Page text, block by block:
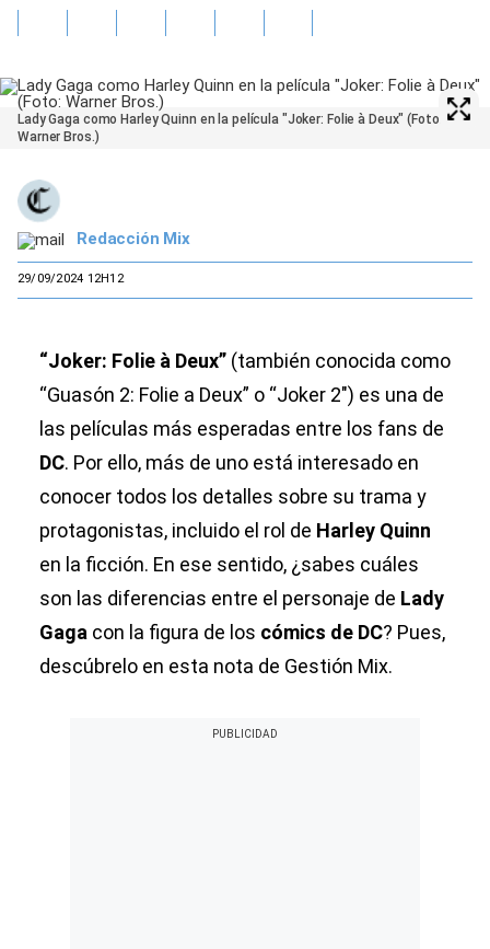
Lady Gaga como Harley Quinn en la película "Joker: Folie à Deux" (Foto:
Warner Bros.)
Redacción Mix
29/09/2024 12H12
“Joker: Folie à Deux” (también conocida como
“Guasón 2: Folie a Deux” o “Joker 2″) es una de
las películas más esperadas entre los fans de
DC. Por ello, más de uno está interesado en
conocer todos los detalles sobre su trama y
protagonistas, incluido el rol de Harley Quinn
en la ficción. En ese sentido, ¿sabes cuáles
son las diferencias entre el personaje de Lady
Gaga con la figura de los cómics de DC? Pues,
descúbrelo en esta nota de Gestión Mix.